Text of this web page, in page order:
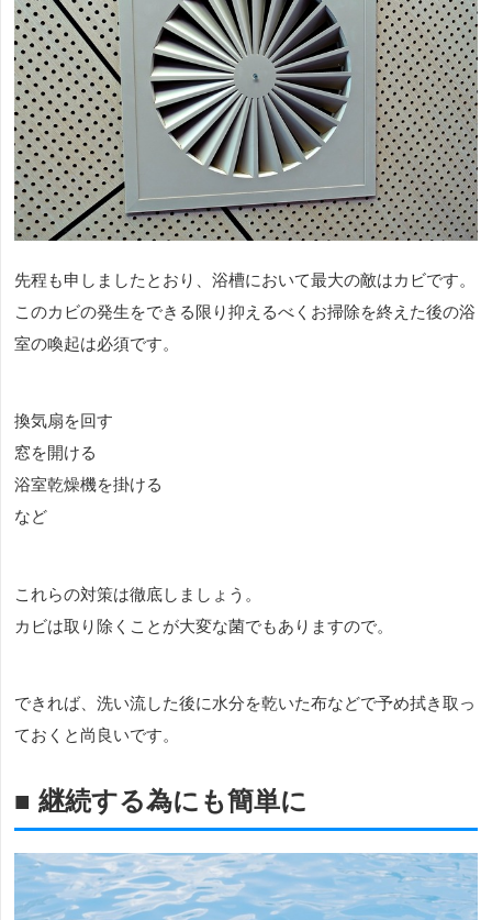
先程も申しましたとおり、浴槽において最大の敵はカビです。
このカビの発生をできる限り抑えるべくお掃除を終えた後の浴
室の喚起は必須です。
換気扇を回す
窓を開ける
浴室乾燥機を掛ける
など
これらの対策は徹底しましょう。
カビは取り除くことが大変な菌でもありますので。
できれば、洗い流した後に水分を乾いた布などで予め拭き取っ
ておくと尚良いです。
■ 継続する為にも簡単に